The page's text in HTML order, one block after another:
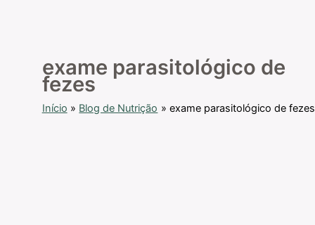
exame parasitológico de
fezes
Início Blog de Nutrição exame parasitológico de fezes